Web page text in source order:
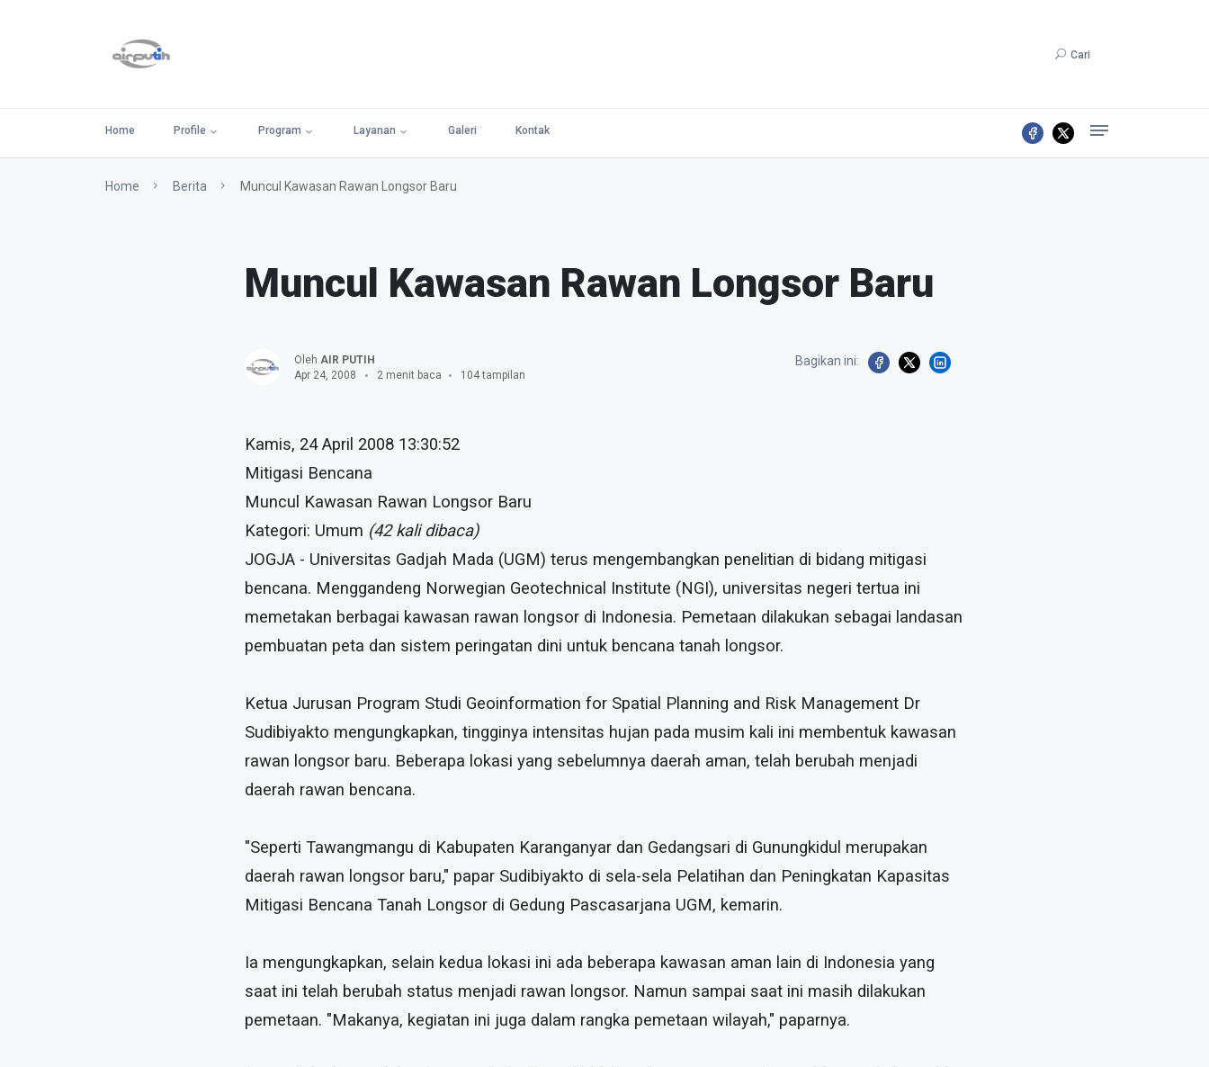
Cari
Home Profile Program Layanan Galeri Kontak
Home Berita Muncul Kawasan Rawan Longsor Baru
Muncul Kawasan Rawan Longsor Baru
Oleh AIR PUTIH
Apr 24, 2008
2 menit baca 104 tampilan
Bagikan ini:
Kamis, 24 April 2008 13:30:52
Mitigasi Bencana
Muncul Kawasan Rawan Longsor Baru
Kategori: Umum (42 kali dibaca)
JOGJA - Universitas Gadjah Mada (UGM) terus mengembangkan penelitian di bidang mitigasi
bencana. Menggandeng Norwegian Geotechnical Institute (NGI), universitas negeri tertua ini
memetakan berbagai kawasan rawan longsor di Indonesia. Pemetaan dilakukan sebagai landasan
pembuatan peta dan sistem peringatan dini untuk bencana tanah longsor.
Ketua Jurusan Program Studi Geoinformation for Spatial Planning and Risk Management Dr
Sudibiyakto mengungkapkan, tingginya intensitas hujan pada musim kali ini membentuk kawasan
rawan longsor baru. Beberapa lokasi yang sebelumnya daerah aman, telah berubah menjadi
daerah rawan bencana.
"Seperti Tawangmangu di Kabupaten Karanganyar dan Gedangsari di Gunungkidul merupakan
daerah rawan longsor baru," papar Sudibiyakto di sela-sela Pelatihan dan Peningkatan Kapasitas
Mitigasi Bencana Tanah Longsor di Gedung Pascasarjana UGM, kemarin.
Ia mengungkapkan, selain kedua lokasi ini ada beberapa kawasan aman lain di Indonesia yang
saat ini telah berubah status menjadi rawan longsor. Namun sampai saat ini masih dilakukan
pemetaan. "Makanya, kegiatan ini juga dalam rangka pemetaan wilayah," paparnya.